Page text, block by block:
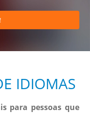
IDIOMAS
para pessoas que